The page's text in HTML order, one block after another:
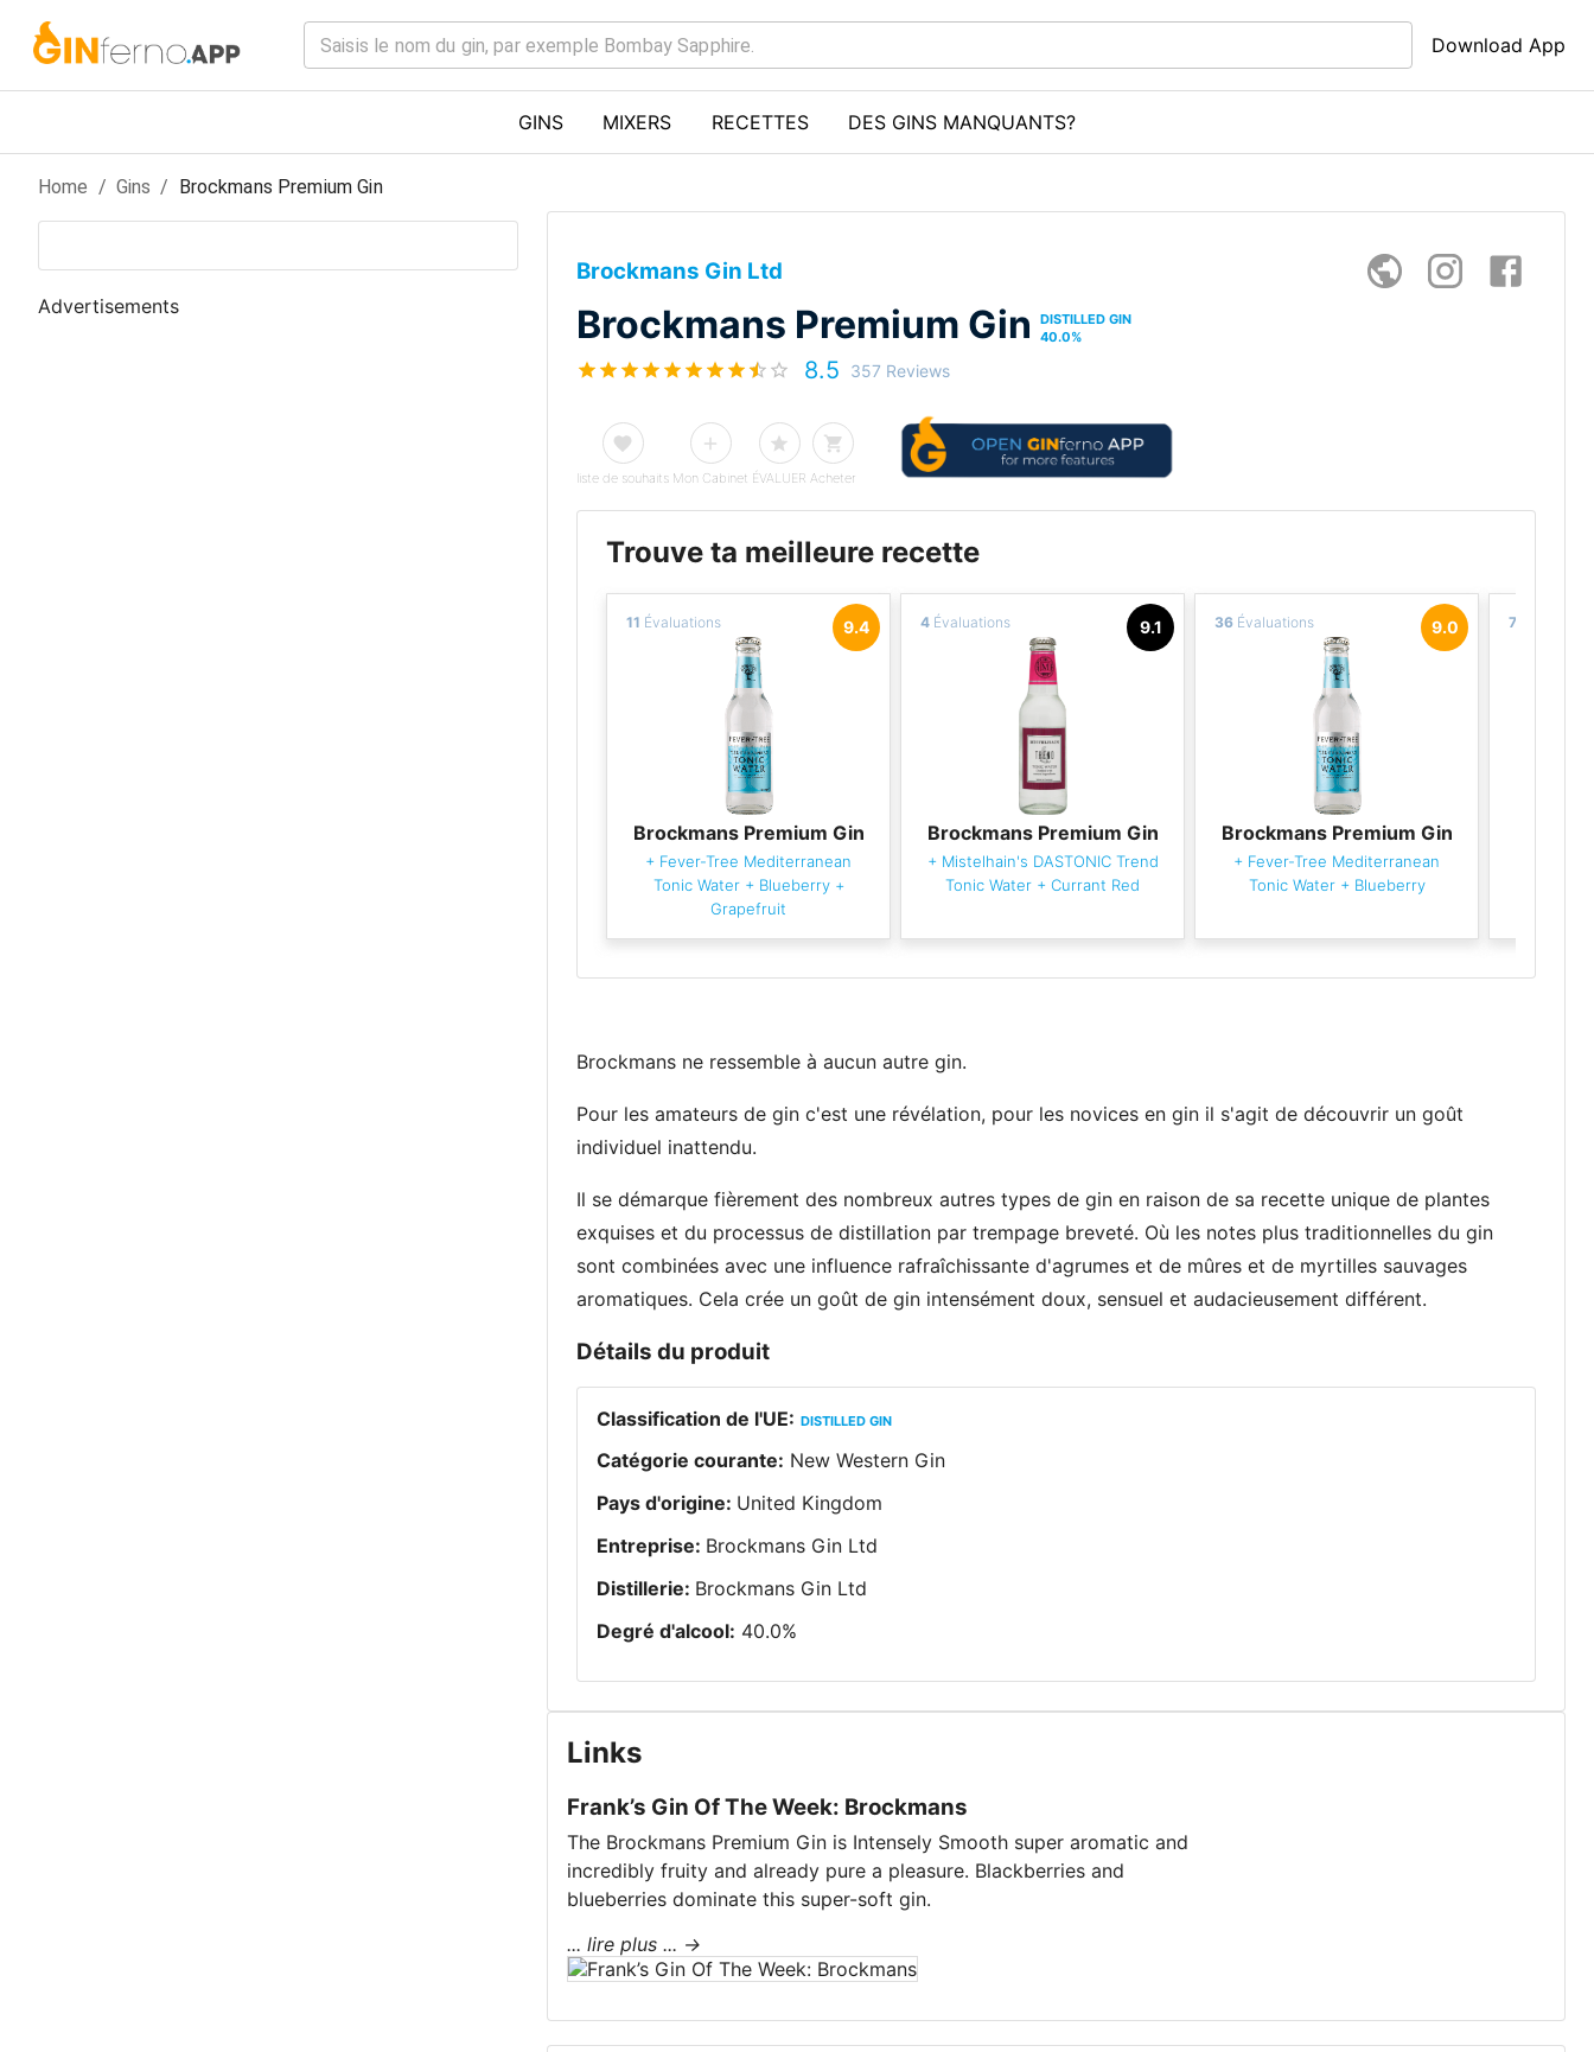
Download App
GINS MIXERS RECETTES DES GINS MANQUANTS?
Home / Gins / Brockmans Premium Gin
Advertisements
Brockmans Gin Ltd
Brockmans Premium Gin
DISTILLED GIN
40.0%
8.5 357 Reviews
liste de souhaits Mon Cabinet ÉVALUER Acheter
Trouve ta meilleure recette
9.4
11 Évaluations
Brockmans Premium Gin
+ Fever-Tree Mediterranean
Tonic Water+ Blueberry+
Grapefruit
9.1
4 Évaluations
Brockmans Premium Gin
+ Mistelhain's DASTONIC Trend
Tonic Water +Currant Red
9.0
36 Évaluations
Brockmans Premium Gin
+ Fever-Tree Mediterranean
Tonic Water+ Blueberry
7
Brockmans ne ressemble à aucun autre gin.
Pour les amateurs de gin c'est une révélation, pour les novices en gin il s'agit de découvrir un goût
individuel inattendu.
Il se démarque fièrement des nombreux autres types de gin en raison de sa recette unique de plantes
exquises et du processus de distillation par trempage breveté. Où les notes plus traditionnelles du gin
sont combinées avec une influence rafraîchissante d'agrumes et de mûres et de myrtilles sauvages
aromatiques. Cela crée un goût de gin intensément doux, sensuel et audacieusement différent.
Détails du produit
Classification de l'UE: DISTILLED GIN
Catégorie courante: New Western Gin
Pays d'origine: United Kingdom
Entreprise: Brockmans Gin Ltd
Distillerie: Brockmans Gin Ltd
Degré d'alcool: 40.0%
Links
Frank’s Gin Of The Week: Brockmans
The Brockmans Premium Gin is Intensely Smooth super aromatic and
incredibly fruity and already pure a pleasure. Blackberries and
blueberries dominate this super-soft gin.
... lire plus ... →